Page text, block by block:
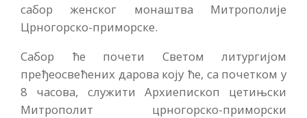
сабор женског монаштва Митрополије
Црногорско-приморске.
Сабор ће почети Светом литургијом
пређеосвећених дарова коју ће, са почетком у
8 часова, служити Архиепископ цетињски
Митрополит црногорско-приморски